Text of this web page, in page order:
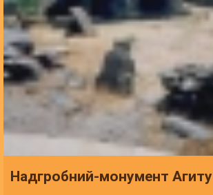
Надгробний-монумент Агиту